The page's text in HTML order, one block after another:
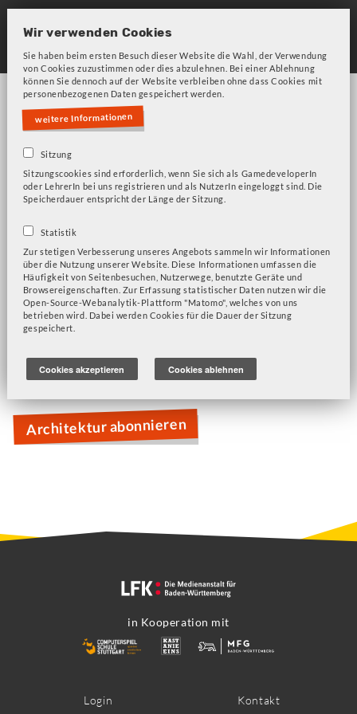
Skip
main
navigation
Fehlermeldung
Bitte beachten Sie unsere Frage zu Cookies!
Architektur
Wir verwenden Cookies
Sie haben beim ersten Besuch dieser Website die Wahl, der Verwendung
von Cookies zuzustimmen oder dies abzulehnen. Bei einer Ablehnung
können Sie dennoch auf der Website verbleiben ohne dass Cookies mit
personenbezogenen Daten gespeichert werden.
weitere Informationen
Sitzung
Sitzungscookies sind erforderlich, wenn Sie sich als GamedeveloperIn
oder LehrerIn bei uns registrieren und als NutzerIn eingeloggt sind. Die
Speicherdauer entspricht der Länge der Sitzung.
Statistik
Zur stetigen Verbesserung unseres Angebots sammeln wir Informationen
über die Nutzung unserer Website. Diese Informationen umfassen die
Häufigkeit von Seitenbesuchen, Nutzerwege, benutzte Geräte und
Browsereigenschaften. Zur Erfassung statistischer Daten nutzen wir die
Open-Source-Webanalytik-Plattform "Matomo", welches von uns
betrieben wird. Dabei werden Cookies für die Dauer der Sitzung
gespeichert.
Cookies akzeptieren Cookies ablehnen
Luanti (ehemals Minetest)
Infinifactory
Die Sims 4
Minecraft
Architektur abonnieren
in Kooperation mit
Footer
Login Kontakt